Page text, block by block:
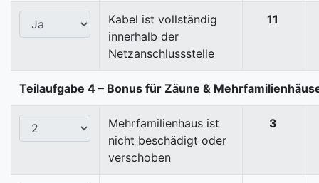
Kabel ist vollständig
innerhalb der
Netzanschlussstelle
11
Teilaufgabe 4 – Bonus für Zäune &
Mehrfamilienhaus ist
nicht beschädigt oder
verschoben
3